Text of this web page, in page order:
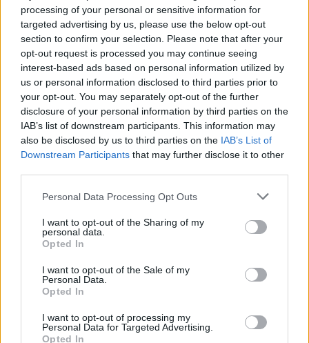
processing of your personal or sensitive information for
targeted advertising by us, please use the below opt-out
section to confirm your selection. Please note that after your
opt-out request is processed you may continue seeing
interest-based ads based on personal information utilized by
us or personal information disclosed to third parties prior to
your opt-out. You may separately opt-out of the further
disclosure of your personal information by third parties on the
IAB’s list of downstream participants. This information may
also be disclosed by us to third parties on the IAB’s List of
Downstream Participants that may further disclose it to other
Personal Data Processing Opt Outs
I want to opt-out of the Sharing of my
personal data.
Opted In
I want to opt-out of the Sale of my
Personal Data.
Opted In
I want to opt-out of processing my
Personal Data for Targeted Advertising.
Opted In
00:00
Leonardo Maria Del Vecchio dall'ex compagna
in ospedale. Le dichiarazioni ai giornalisti